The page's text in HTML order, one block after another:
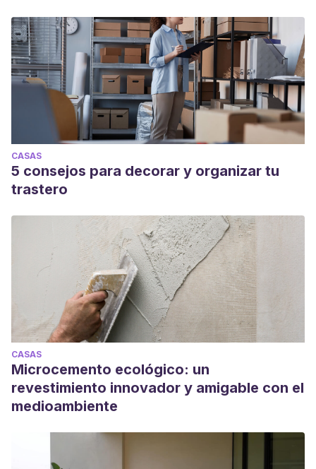
CASAS
5 consejos para decorar y organizar tu
trastero
CASAS
Microcemento ecológico: un
revestimiento innovador y amigable con el
medioambiente